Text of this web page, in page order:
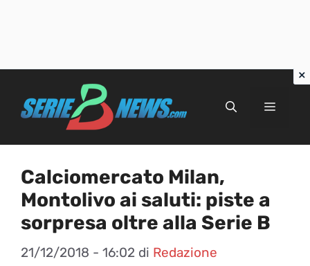
Menu
Calciomercato Milan,
Montolivo ai saluti: piste a
sorpresa oltre alla Serie B
21/12/2018 - 16:02 di Redazione